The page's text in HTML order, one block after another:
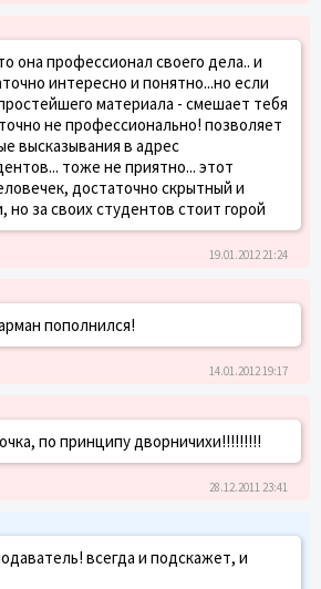
она профессионал своего дела.. и
интересно и понятно...но если
материала - смешает тебя
не профессионально! позволяет
высказывания в адрес
тоже не приятно... этот
достаточно скрытный и
за своих студентов стоит горой
19.01.2012 21:24
пополнился!
14.01.2012 19:17
по принципу дворничихи!!!!!!!!!
28.12.2011 23:41
всегда и подскажет, и